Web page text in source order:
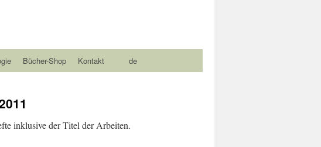
Bücher-Shop Kontakt de
inklusive der Titel der Arbeiten.